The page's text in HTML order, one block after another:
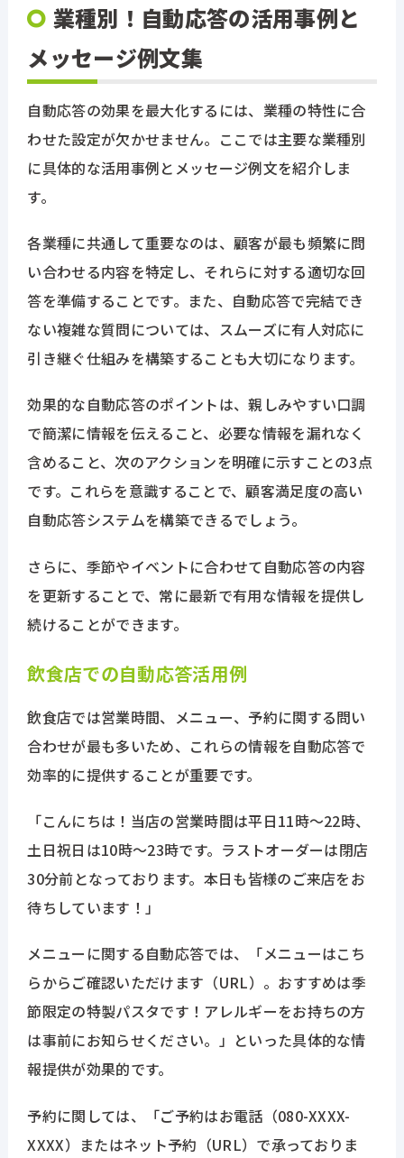
ホーム
Atouchとは
機能
導入事例
料金
お役立ち資料
ニュース
業種別！自動応答の活用事例と
メッセージ例文集
自動応答の効果を最大化するには、業種の特性に合
わせた設定が欠かせません。ここでは主要な業種別
に具体的な活用事例とメッセージ例文を紹介しま
す。
各業種に共通して重要なのは、顧客が最も頻繁に問
い合わせる内容を特定し、それらに対する適切な回
答を準備することです。また、自動応答で完結でき
ない複雑な質問については、スムーズに有人対応に
引き継ぐ仕組みを構築することも大切になります。
効果的な自動応答のポイントは、親しみやすい口調
で簡潔に情報を伝えること、必要な情報を漏れなく
含めること、次のアクションを明確に示すことの3点
です。これらを意識することで、顧客満足度の高い
自動応答システムを構築できるでしょう。
さらに、季節やイベントに合わせて自動応答の内容
を更新することで、常に最新で有用な情報を提供し
続けることができます。
飲食店での自動応答活用例
飲食店では営業時間、メニュー、予約に関する問い
合わせが最も多いため、これらの情報を自動応答で
効率的に提供することが重要です。
「こんにちは！当店の営業時間は平日11時〜22時、
土日祝日は10時〜23時です。ラストオーダーは閉店
30分前となっております。本日も皆様のご来店をお
待ちしています！」
メニューに関する自動応答では、「メニューはこち
らからご確認いただけます（URL）。おすすめは季
節限定の特製パスタです！アレルギーをお持ちの方
は事前にお知らせください。」といった具体的な情
報提供が効果的です。
予約に関しては、「ご予約はお電話（080-XXXX-
XXXX）またはネット予約（URL）で承っておりま